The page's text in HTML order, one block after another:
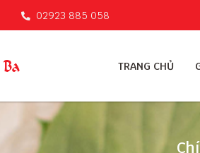
02923 885 058
TRANG CHỦ